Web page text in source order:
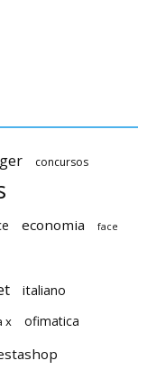
concursos
economia face
italiano
x ofimatica